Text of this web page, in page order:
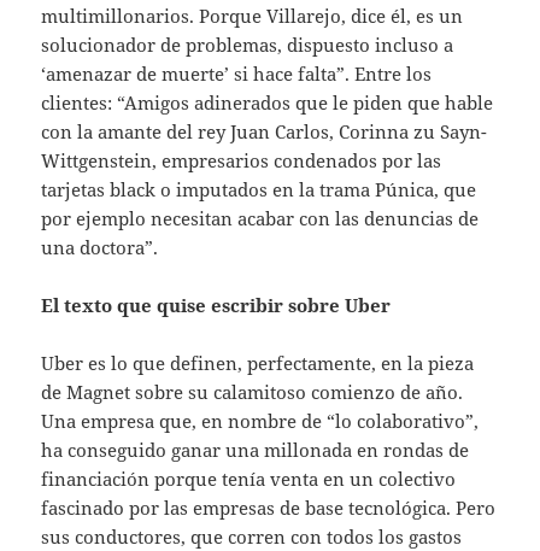
multimillonarios. Porque Villarejo, dice él, es un
solucionador de problemas, dispuesto incluso a
‘amenazar de muerte’ si hace falta”. Entre los
clientes: “Amigos adinerados que le piden que hable
con la amante del rey Juan Carlos, Corinna zu Sayn-
Wittgenstein, empresarios condenados por las
tarjetas black o imputados en la trama Púnica, que
por ejemplo necesitan acabar con las denuncias de
una doctora”.
El texto que quise escribir sobre Uber
Uber es lo que definen, perfectamente, en la pieza
de Magnet sobre su calamitoso comienzo de año.
Una empresa que, en nombre de “lo colaborativo”,
ha conseguido ganar una millonada en rondas de
financiación porque tenía venta en un colectivo
fascinado por las empresas de base tecnológica. Pero
sus conductores, que corren con todos los gastos